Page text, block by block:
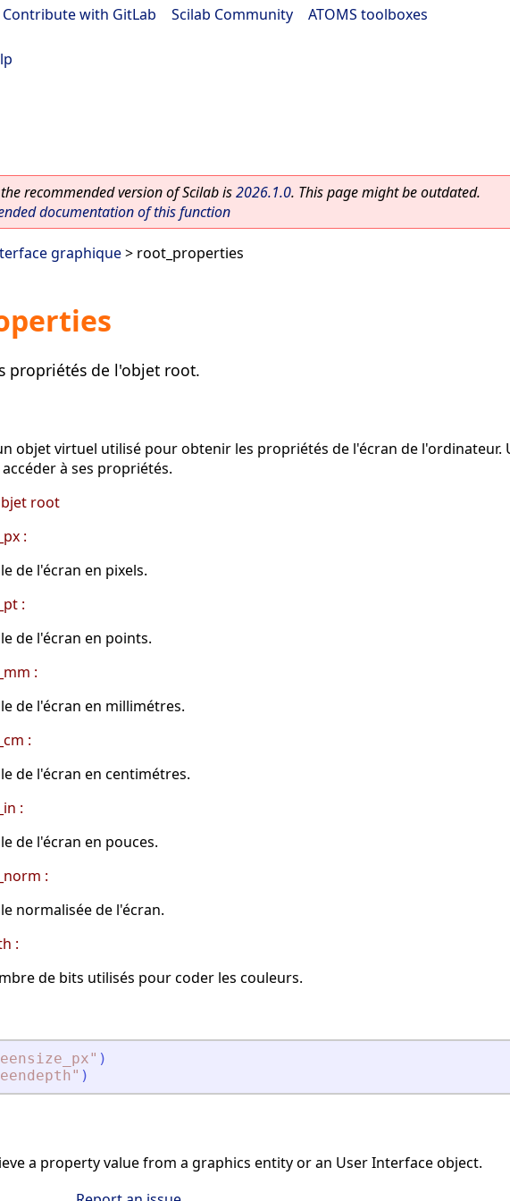
Contribute with GitLab Scilab Community ATOMS toolboxes
recommended version of Scilab is2026.1.0. This page might be outdated.
documentation of this function
graphique> root_properties
propriétés de l'objet root.
objet virtuel utilisé pour obtenir les propriétés de l'écran de l'ordinateur.
à ses propriétés.
root
:
de l'écran en pixels.
:
de l'écran en points.
:
de l'écran en millimétres.
:
de l'écran en centimétres.
:
de l'écran en pouces.
:
normalisée de l'écran.
:
de bits utilisés pour coder les couleurs.
" )
" )
a property value from a graphics entity or an User Interface object.